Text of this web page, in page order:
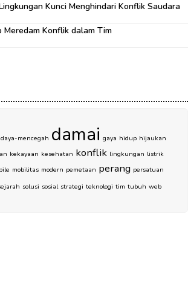
Kunci Menghindari Konflik Saudara
Meredam Konflik dalam Tim
mencegah damai gaya hidup hijaukan
kekayaan kesehatan konflik lingkungan listrik
mobilitas modern pemetaan perang persatuan
solusi sosial strategi teknologi tim tubuh web